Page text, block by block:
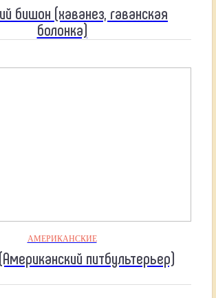
бишон (хаванез, гаванская
болонка)
АМЕРИКАНСКИЕ
питбультерьер)